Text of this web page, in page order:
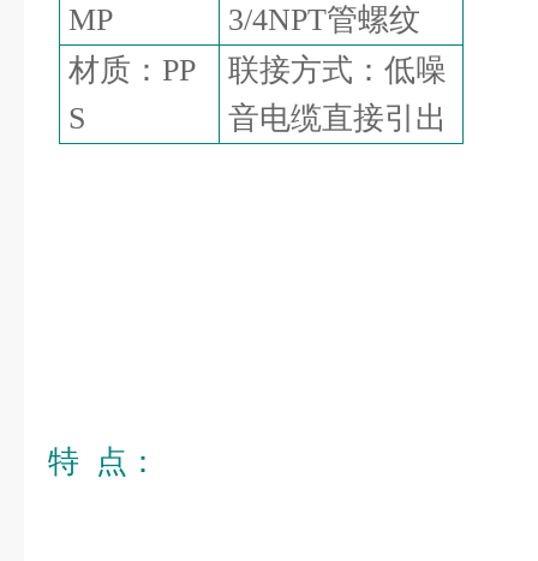
MP
3/4NPT管螺纹
材质：PP
S
联接方式：低噪
音电缆直接引出
特 点：